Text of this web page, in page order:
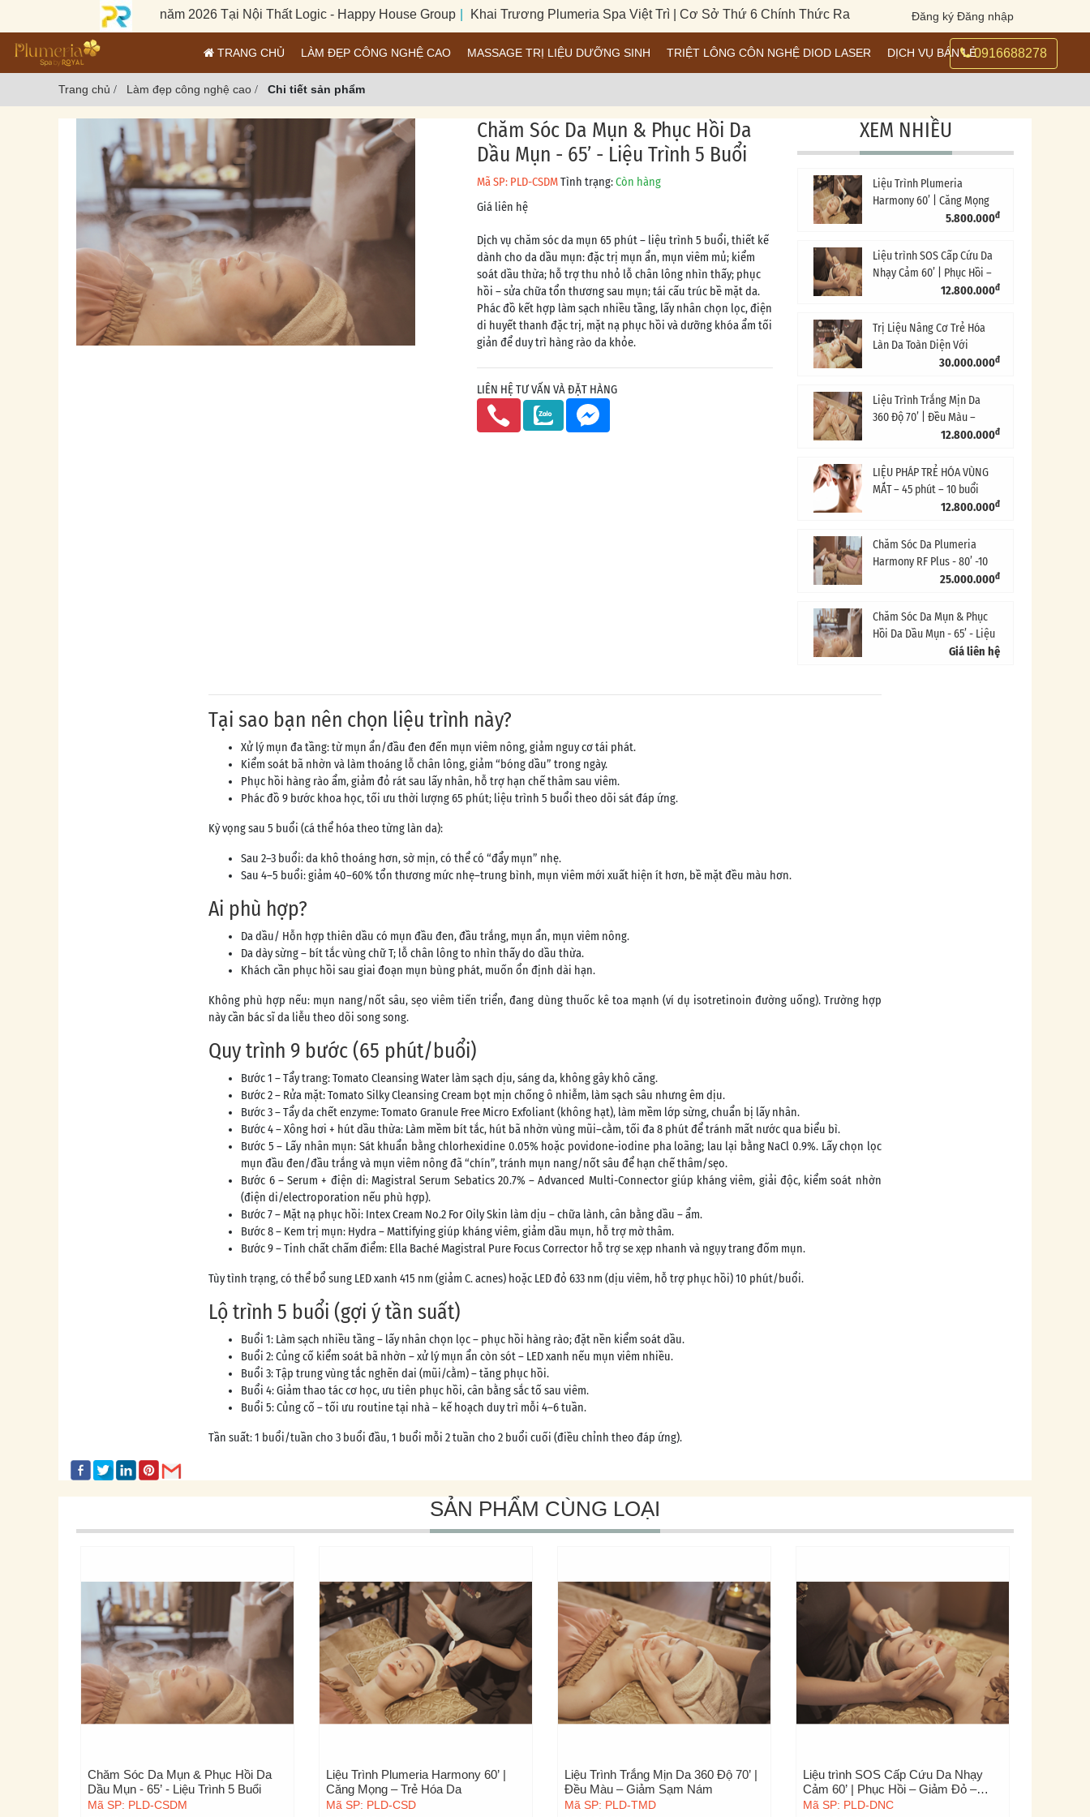
Đại Lễ 30/04 - 01/05 năm 2026 Tại Nội Thất Logic - Happy House Group | Khai Trương Plumeria Spa Việt Trì | Cơ Sở Thứ 6 Chính Thức Ra Mắt | Khai Trương Plumeria Spa Tân Bình |
Đăng ký Đăng nhập
TRANG CHỦ LÀM ĐẸP CÔNG NGHỆ CAO 0916688278
MASSAGE TRỊ LIỆU DƯỠNG SINH TRIỆT LÔNG CÔN NGHỆ DIOD LASER DỊCH VỤ BÁN LẺ
Trang chủ / Làm đẹp công nghệ cao / Chi tiết sản phẩm
Chăm Sóc Da Mụn & Phục Hồi Da
Dầu Mụn - 65’ - Liệu Trình 5 Buổi
Mã SP: PLD-CSDMTình trạng:Còn hàng
Giá liên hệ
Dịch vụ chăm sóc da mụn 65 phút – liệu trình 5 buổi, thiết kế
dành cho da dầu mụn: đặc trị mụn ẩn, mụn viêm mủ; kiểm
soát dầu thừa; hỗ trợ thu nhỏ lỗ chân lông nhìn thấy; phục
hồi – sửa chữa tổn thương sau mụn; tái cấu trúc bề mặt da.
Phác đồ kết hợp làm sạch nhiều tầng, lấy nhân chọn lọc, điện
di huyết thanh đặc trị, mặt nạ phục hồi và dưỡng khóa ẩm tối
giản để duy trì hàng rào da khỏe.
LIÊN HỆ TƯ VẤN VÀ ĐẶT HÀNG
XEM NHIỀU
Liệu Trình Plumeria
Harmony 60’ | Căng Mọng
5.800.000đ
Liệu trình SOS Cấp Cứu Da
Nhạy Cảm 60’ | Phục Hồi –
Giảm Đỏ – Sáng Da12.800.000đ
Trị Liệu Nâng Cơ Trẻ Hóa
Làn Da Toàn Diện Với
Caviar và Kim Cương 90' -
30.000.000đ
Liệu Trình Trắng Mịn Da
360 Độ 70’ | Đều Màu –
Giảm Sạm Nám12.800.000đ
LIỆU PHÁP TRẺ HÓA VÙNG
MẮT – 45 phút – 10 buổi
12.800.000đ
Chăm Sóc Da Plumeria
Harmony RF Plus - 80’ -10
25.000.000đ
Chăm Sóc Da Mụn & Phục
Hồi Da Dầu Mụn - 65’ - Liệu
Giá liên hệ
Tại sao bạn nên chọn liệu trình này?
Xử lý mụn đa tầng: từ mụn ẩn/đầu đen đến mụn viêm nông, giảm nguy cơ tái phát.
Kiểm soát bã nhờn và làm thoáng lỗ chân lông, giảm “bóng dầu” trong ngày.
Phục hồi hàng rào ẩm, giảm đỏ rát sau lấy nhân, hỗ trợ hạn chế thâm sau viêm.
Phác đồ 9 bước khoa học, tối ưu thời lượng 65 phút; liệu trình 5 buổi theo dõi sát đáp ứng.
Kỳ vọng sau 5 buổi (cá thể hóa theo từng làn da):
Sau 2–3 buổi: da khô thoáng hơn, sờ mịn, có thể có “đẩy mụn” nhẹ.
Sau 4–5 buổi: giảm 40–60% tổn thương mức nhẹ–trung bình, mụn viêm mới xuất hiện ít hơn, bề mặt đều màu hơn.
Ai phù hợp?
Da dầu/ Hỗn hợp thiên dầu có mụn đầu đen, đầu trắng, mụn ẩn, mụn viêm nông.
Da dày sừng – bít tắc vùng chữ T; lỗ chân lông to nhìn thấy do dầu thừa.
Khách cần phục hồi sau giai đoạn mụn bùng phát, muốn ổn định dài hạn.
Không phù hợp nếu: mụn nang/nốt sâu, sẹo viêm tiến triển, đang dùng thuốc kê toa mạnh (ví dụ isotretinoin đường uống). Trường hợp
này cần bác sĩ da liễu theo dõi song song.
Quy trình 9 bước (65 phút/buổi)
Bước 1 – Tẩy trang: Tomato Cleansing Water làm sạch dịu, sáng da, không gây khô căng.
Bước 2 – Rửa mặt: Tomato Silky Cleansing Cream bọt mịn chống ô nhiễm, làm sạch sâu nhưng êm dịu.
Bước 3 – Tẩy da chết enzyme: Tomato Granule Free Micro Exfoliant (không hạt), làm mềm lớp sừng, chuẩn bị lấy nhân.
Bước 4 – Xông hơi + hút dầu thừa: Làm mềm bít tắc, hút bã nhờn vùng mũi–cằm, tối đa 8 phút để tránh mất nước qua biểu bì.
Bước 5 – Lấy nhân mụn: Sát khuẩn bằng chlorhexidine 0.05% hoặc povidone-iodine pha loãng; lau lại bằng NaCl 0.9%. Lấy chọn lọc
mụn đầu đen/đầu trắng và mụn viêm nông đã “chín”, tránh mụn nang/nốt sâu để hạn chế thâm/sẹo.
Bước 6 – Serum + điện di: Magistral Serum Sebatics 20.7% – Advanced Multi-Connector giúp kháng viêm, giải độc, kiểm soát nhờn
(điện di/electroporation nếu phù hợp).
Bước 7 – Mặt nạ phục hồi: Intex Cream No.2 For Oily Skin làm dịu – chữa lành, cân bằng dầu – ẩm.
Bước 8 – Kem trị mụn: Hydra – Mattifying giúp kháng viêm, giảm dầu mụn, hỗ trợ mờ thâm.
Bước 9 – Tinh chất chấm điểm: Ella Baché Magistral Pure Focus Corrector hỗ trợ se xẹp nhanh và ngụy trang đốm mụn.
Tùy tình trạng, có thể bổ sung LED xanh 415 nm (giảm C. acnes) hoặc LED đỏ 633 nm (dịu viêm, hỗ trợ phục hồi) 10 phút/buổi.
Lộ trình 5 buổi (gợi ý tần suất)
Buổi 1: Làm sạch nhiều tầng – lấy nhân chọn lọc – phục hồi hàng rào; đặt nền kiểm soát dầu.
Buổi 2: Củng cố kiểm soát bã nhờn – xử lý mụn ẩn còn sót – LED xanh nếu mụn viêm nhiều.
Buổi 3: Tập trung vùng tắc nghẽn dai (mũi/cằm) – tăng phục hồi.
Buổi 4: Giảm thao tác cơ học, ưu tiên phục hồi, cân bằng sắc tố sau viêm.
Buổi 5: Củng cố – tối ưu routine tại nhà – kế hoạch duy trì mỗi 4–6 tuần.
Tần suất: 1 buổi/tuần cho 3 buổi đầu, 1 buổi mỗi 2 tuần cho 2 buổi cuối (điều chỉnh theo đáp ứng).
SẢN PHẨM CÙNG LOẠI
Chăm Sóc Da Mụn & Phục Hồi Da
Dầu Mụn - 65’ - Liệu Trình 5 Buổi
Mã SP: PLD-CSDM
Liệu Trình Plumeria Harmony 60’ |
Căng Mọng – Trẻ Hóa Da
Mã SP: PLD-CSD
Liệu Trình Trắng Mịn Da 360 Độ 70’ |
Đều Màu – Giảm Sạm Nám
Mã SP: PLD-TMD
Liệu trình SOS Cấp Cứu Da Nhạy
Cảm 60’ | Phục Hồi – Giảm Đỏ –
Sáng Da
Mã SP: PLD-DNC